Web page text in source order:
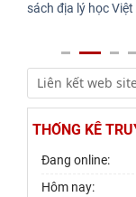
sách địa lý học
THỐNG KÊ
Đang online:
Hôm nay: